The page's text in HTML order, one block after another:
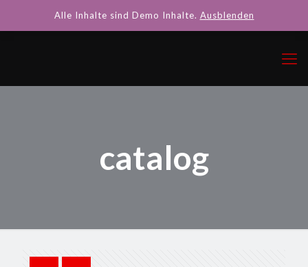
catalog
Alle Inhalte sind Demo Inhalte. Ausblenden